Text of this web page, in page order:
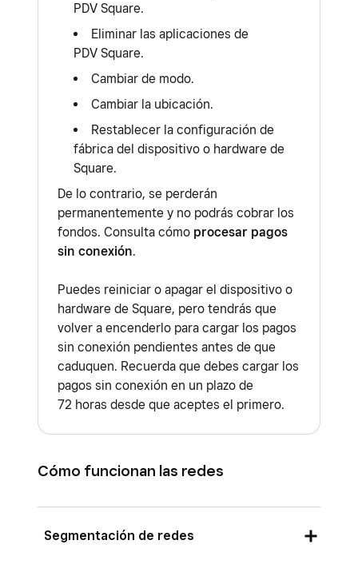
PDV Square.
Eliminar las aplicaciones de
PDV Square.
Cambiar de modo.
Cambiar la ubicación.
Restablecer la configuración de
fábrica del dispositivo o hardware de
Square.
De lo contrario, se perderán
permanentemente y no podrás cobrar los
fondos. Consulta cómo procesar pagos
sin conexión.
Puedes reiniciar o apagar el dispositivo o
hardware de Square, pero tendrás que
volver a encenderlo para cargar los pagos
sin conexión pendientes antes de que
caduquen. Recuerda que debes cargar los
pagos sin conexión en un plazo de
72 horas desde que aceptes el primero.
Cómo funcionan las redes
Segmentación de redes